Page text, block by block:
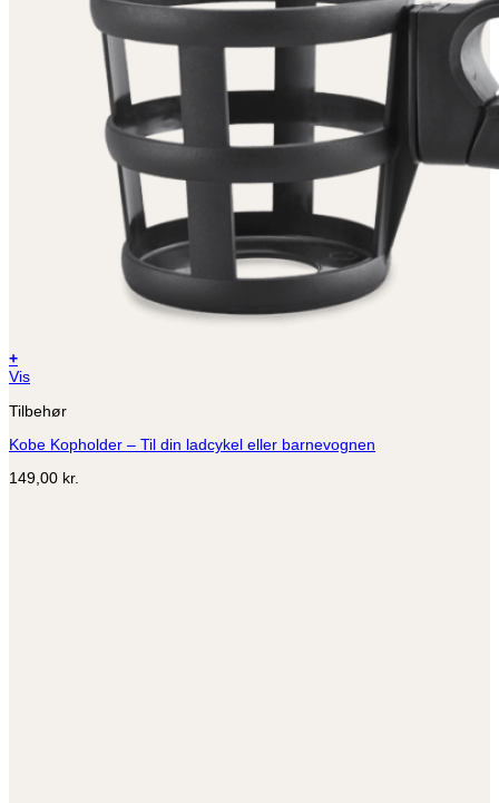
+
Vis
Tilbehør
Kobe Kopholder – Til din ladcykel eller barnevognen
149,00 kr.